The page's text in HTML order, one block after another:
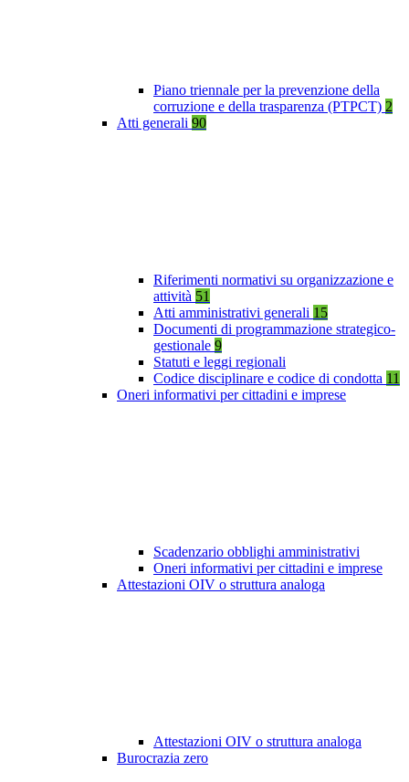
Piano triennale per la prevenzione della
corruzione e della trasparenza (PTPCT) 2
Atti generali 90
Riferimenti normativi su organizzazione e
attività 51
Atti amministrativi generali 15
Documenti di programmazione strategico-
gestionale 9
Statuti e leggi regionali
Codice disciplinare e codice di condotta 11
Oneri informativi per cittadini e imprese
Scadenzario obblighi amministrativi
Oneri informativi per cittadini e imprese
Attestazioni OIV o struttura analoga
Attestazioni OIV o struttura analoga
Burocrazia zero